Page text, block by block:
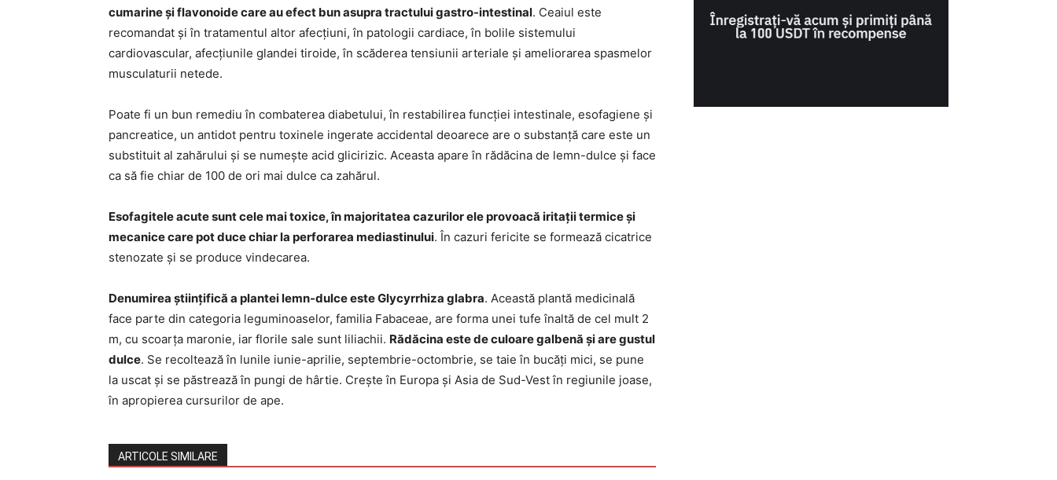
cumarine și flavonoide care au efect bun asupra tractului gastro-intestinal. Ceaiul este
recomandat și în tratamentul altor afecțiuni, în patologii cardiace, în bolile sistemului
cardiovascular, afecțiunile glandei tiroide, în scăderea tensiunii arteriale și ameliorarea spasmelor
musculaturii netede.
Poate fi un bun remediu în combaterea diabetului, în restabilirea funcției intestinale, esofagiene și
pancreatice, un antidot pentru toxinele ingerate accidental deoarece are o substanță care este un
substituit al zahărului și se numește acid glicirizic. Aceasta apare în rădăcina de lemn-dulce și face
ca să fie chiar de 100 de ori mai dulce ca zahărul.
Esofagitele acute sunt cele mai toxice, în majoritatea cazurilor ele provoacă iritații termice și
mecanice care pot duce chiar la perforarea mediastinului. În cazuri fericite se formează cicatrice
stenozate și se produce vindecarea.
Denumirea științifică a plantei lemn-dulce este Glycyrrhiza glabra. Această plantă medicinală
face parte din categoria leguminoaselor, familia Fabaceae, are forma unei tufe înaltă de cel mult 2
m, cu scoarța maronie, iar florile sale sunt liliachii. Rădăcina este de culoare galbenă și are gustul
dulce. Se recoltează în lunile iunie-aprilie, septembrie-octombrie, se taie în bucăți mici, se pune
la uscat și se păstrează în pungi de hârtie. Crește în Europa și Asia de Sud-Vest în regiunile joase,
în apropierea cursurilor de ape.
ARTICOLE SIMILARE